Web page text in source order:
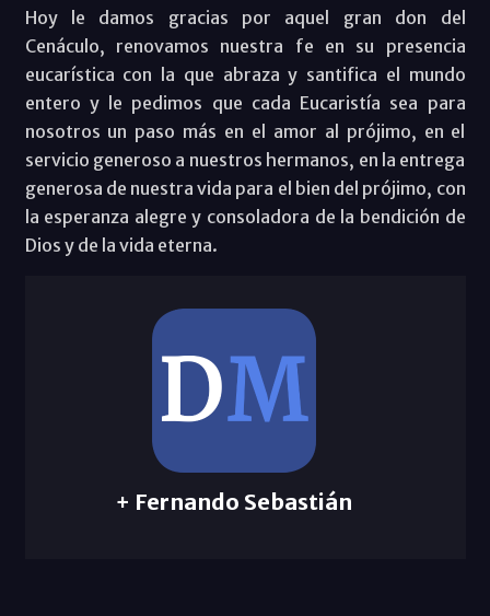
Hoy le damos gracias por aquel gran don del
Cenáculo, renovamos nuestra fe en su presencia
eucarística con la que abraza y santifica el mundo
entero y le pedimos que cada Eucaristía sea para
nosotros un paso más en el amor al prójimo, en el
servicio generoso a nuestros hermanos, en la entrega
generosa de nuestra vida para el bien del prójimo, con
la esperanza alegre y consoladora de la bendición de
Dios y de la vida eterna.
+ Fernando Sebastián